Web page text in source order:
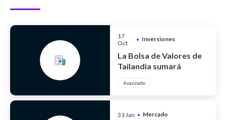
17
Oct
• Inversiones
La Bolsa de Valores de
Tailandia sumará
Avanzado
31 Jan • Mercado